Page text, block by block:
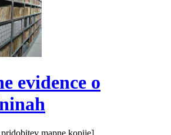
evidence o
mapne kopije]